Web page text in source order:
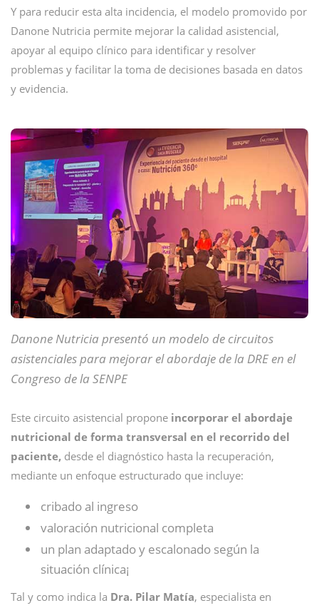
Y para reducir esta alta incidencia, el modelo promovido por
Danone Nutricia permite mejorar la calidad asistencial,
apoyar al equipo clínico para identificar y resolver
problemas y facilitar la toma de decisiones basada en datos
y evidencia.
Danone Nutricia presentó un modelo de circuitos
asistenciales para mejorar el abordaje de la DRE en el
Congreso de la SENPE
Este circuito asistencial propone incorporar el abordaje
nutricional de forma transversal en el recorrido del
paciente, desde el diagnóstico hasta la recuperación,
mediante un enfoque estructurado que incluye:
cribado al ingreso
valoración nutricional completa
un plan adaptado y escalonado según la
situación clínica¡
Tal y como indica la Dra. Pilar Matía, especialista en